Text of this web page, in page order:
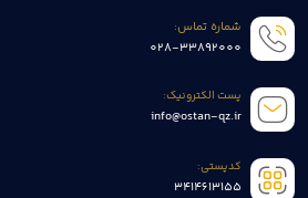
شماره تماس:
028-33892000
پست الکترونیک:
info@ostan-qz.ir
کدپستی:
3414613155